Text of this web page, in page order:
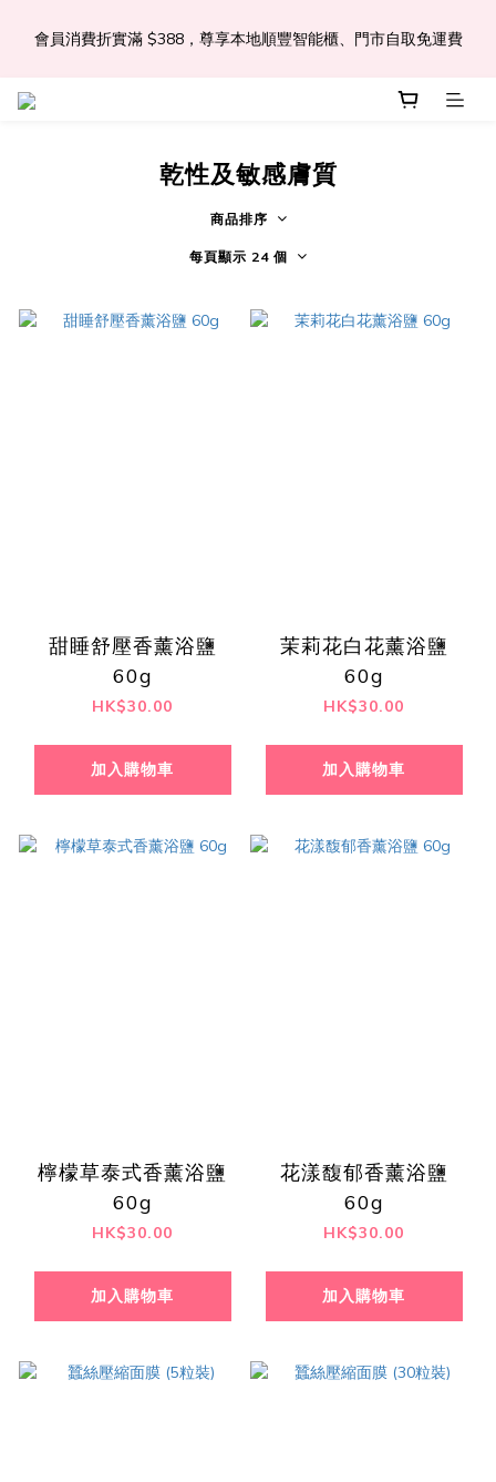
📣Léa & Co. 香氣產品🎉正式登陸PGWHK🎊
會員消費折實滿 $388，尊享本地順豐智能櫃、門市自取免運費
JOIN US Get $ 30 E-Coins🪙｜免費註冊成為會員! 即獲 $30 購買
📣Léa & Co. 香氣產品🎉正式登陸PGWHK🎊
乾性及敏感膚質
商品排序
每頁顯示 24 個
甜睡舒壓香薰浴鹽
60g
HK$30.00
加入購物車
茉莉花白花薰浴鹽
60g
HK$30.00
加入購物車
檸檬草泰式香薰浴鹽
60g
HK$30.00
加入購物車
花漾馥郁香薰浴鹽
60g
HK$30.00
加入購物車